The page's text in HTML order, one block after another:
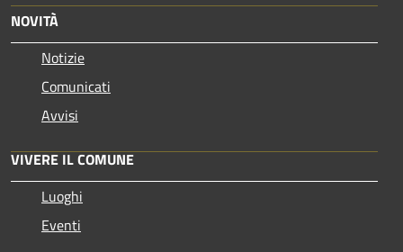
NOVITÀ
Notizie
Comunicati
Avvisi
VIVERE IL COMUNE
Luoghi
Eventi